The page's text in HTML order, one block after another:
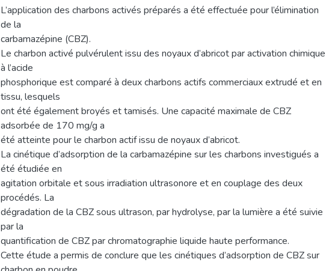
L’application des charbons activés préparés a été effectuée pour l’élimination
de la
carbamazépine (CBZ).
Le charbon activé pulvérulent issu des noyaux d’abricot par activation chimique
à l’acide
phosphorique est comparé à deux charbons actifs commerciaux extrudé et en
tissu, lesquels
ont été également broyés et tamisés. Une capacité maximale de CBZ
adsorbée de 170 mg/g a
été atteinte pour le charbon actif issu de noyaux d’abricot.
La cinétique d’adsorption de la carbamazépine sur les charbons investigués a
été étudiée en
agitation orbitale et sous irradiation ultrasonore et en couplage des deux
procédés. La
dégradation de la CBZ sous ultrason, par hydrolyse, par la lumière a été suivie
par la
quantification de CBZ par chromatographie liquide haute performance.
Cette étude a permis de conclure que les cinétiques d’adsorption de CBZ sur